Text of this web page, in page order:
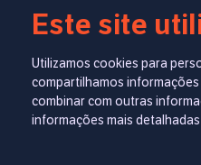
Este site
Utilizamos cookies para
compartilhamos
combinar com outras
informações mais